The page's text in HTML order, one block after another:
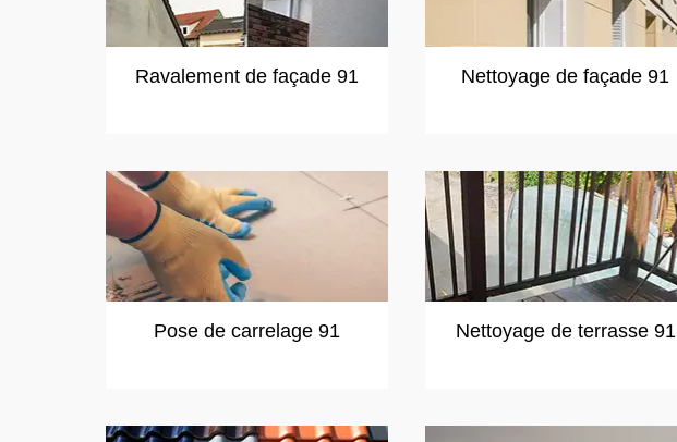
Ravalement de façade 91 Nettoyage de façade 91
Pose de carrelage 91 Nettoyage de terrasse 91